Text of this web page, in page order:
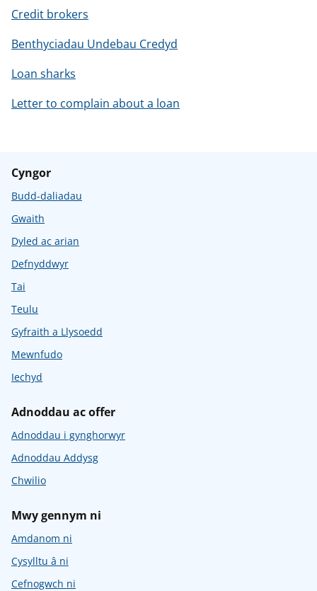
Credit brokers
Benthyciadau Undebau Credyd
Loan sharks
Letter to complain about a loan
Cyngor
Budd-daliadau
Gwaith
Dyled ac arian
Defnyddwyr
Tai
Teulu
Gyfraith a Llysoedd
Mewnfudo
Iechyd
Adnoddau ac offer
Adnoddau i gynghorwyr
Adnoddau Addysg
Chwilio
Mwy gennym ni
Amdanom ni
Cysylltu â ni
Cefnogwch ni